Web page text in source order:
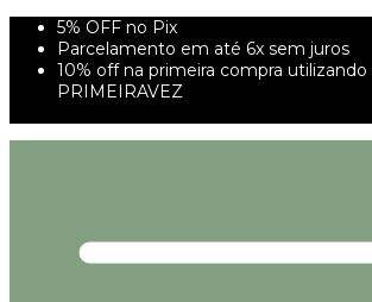
5% OFF no Pix
Parcelamento em até 6x sem juros
10% off na primeira compra
PRIMEIRAVEZ